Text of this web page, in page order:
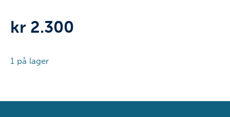
kr 2.300
1 på lager
onsdag